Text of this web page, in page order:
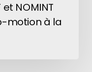
et NOMINT
motion à la